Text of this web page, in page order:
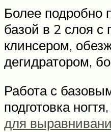
Более подробно
базой в 2 слоя с
клинсером,
дегидратором,
Работа с
подготовка
для